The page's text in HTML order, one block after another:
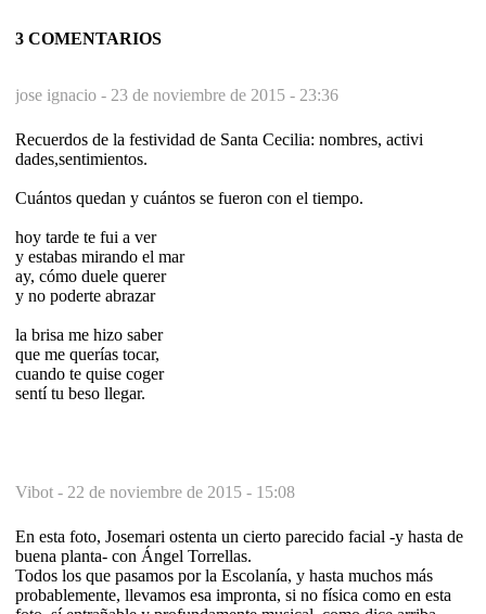
3 COMENTARIOS
jose ignacio - 23 de noviembre de 2015 - 23:36
Recuerdos de la festividad de Santa Cecilia: nombres, activi
dades,sentimientos.
Cuántos quedan y cuántos se fueron con el tiempo.
hoy tarde te fui a ver
y estabas mirando el mar
ay, cómo duele querer
y no poderte abrazar
la brisa me hizo saber
que me querías tocar,
cuando te quise coger
sentí tu beso llegar.
Vibot - 22 de noviembre de 2015 - 15:08
En esta foto, Josemari ostenta un cierto parecido facial -y hasta de
buena planta- con Ángel Torrellas.
Todos los que pasamos por la Escolanía, y hasta muchos más
probablemente, llevamos esa impronta, si no física como en esta